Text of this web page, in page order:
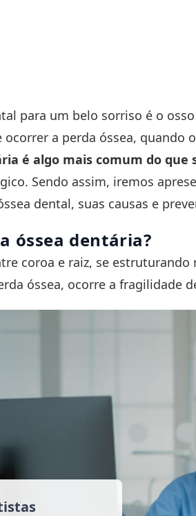
para um belo sorriso é o
a perda óssea, quando
é algo mais comum do que
Sendo assim, iremos
dental, suas causas e
óssea dentária?
coroa e raiz, se
óssea, ocorre a fragilidade